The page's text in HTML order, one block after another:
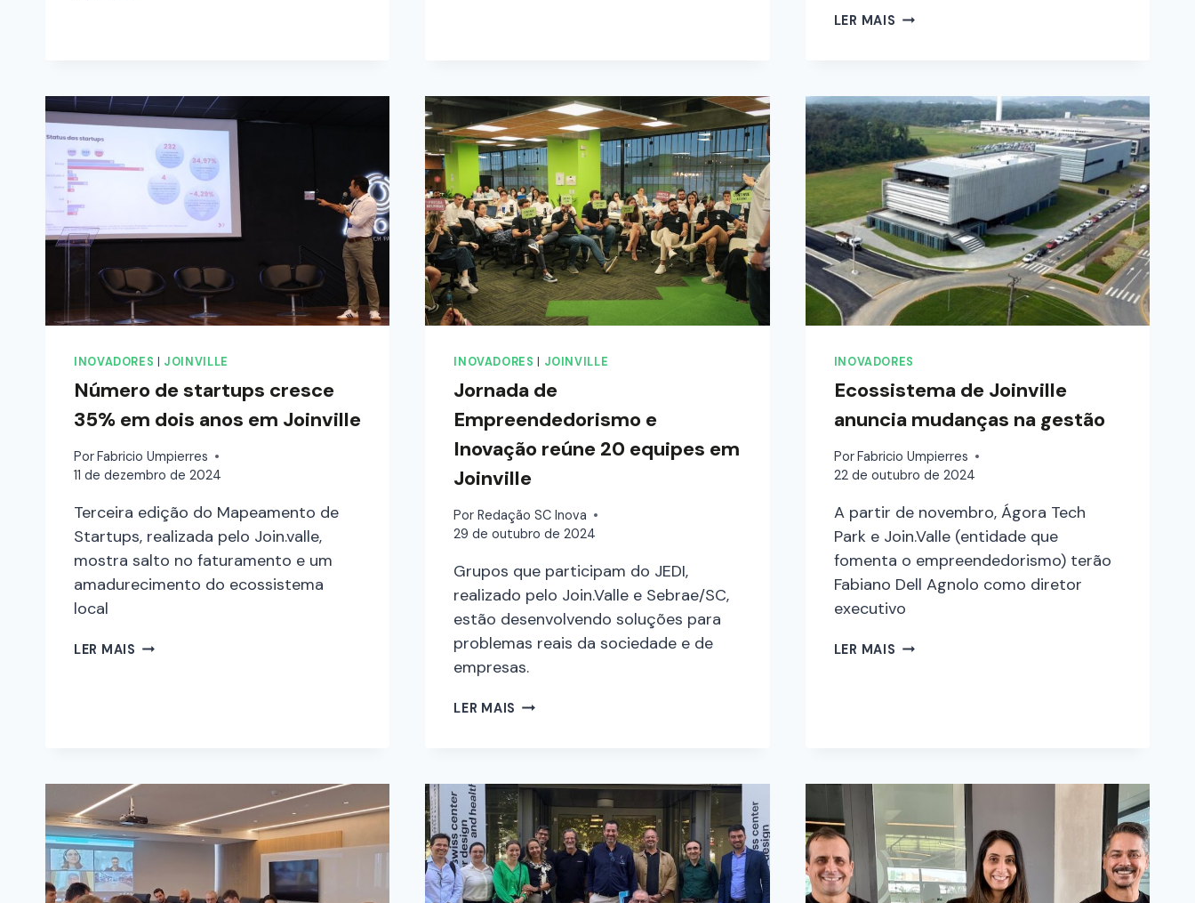
LER MAIS
INOVADORES JOINVILLE
Número de startups cresce
35% em dois anos em Joinville
PorFabricio Umpierres
11 de dezembro de 2024
Terceira edição do Mapeamento de
Startups, realizada pelo Join.valle,
mostra salto no faturamento e um
amadurecimento do ecossistema
local
LER MAIS
INOVADORES JOINVILLE
Jornada de
Empreendedorismo e
Inovação reúne 20 equipes em
Joinville
Por Redação SC Inova
29 de outubro de 2024
Grupos que participam do JEDI,
realizado pelo Join.Valle e Sebrae/SC,
estão desenvolvendo soluções para
problemas reais da sociedade e de
empresas.
LER MAIS
INOVADORES
Ecossistema de Joinville
anuncia mudanças na gestão
PorFabricio Umpierres
22 de outubro de 2024
A partir de novembro, Ágora Tech
Park e Join.Valle (entidade que
fomenta o empreendedorismo) terão
Fabiano Dell Agnolo como diretor
executivo
LER MAIS